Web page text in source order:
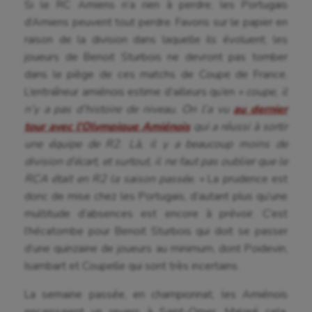
Flag football
Football américain
Futsal
Golf
Gymnastique
Gymnastique rythmique
Haltérophilie
Handisport
Hippisme
Si le RC Amiens n’a rien à perdre, les Portugais
d’Amiens peuvent tout perdre. Favoris sur le papier en
raison de la division dans laquelle ils évoluent, les
joueurs de Benoit Sturbois ne devront pas tomber
dans le piège de ces matchs de Coupe de France.
L’entraîneur amiénois estime d’ailleurs qu’en
« coupe, il
n’y a pas d’histoire de niveau. On l’a vuau dernier
tour avec l’Olympique Amiénoisqui a réussi à sortir
une équipe de R2. Là, il y a beaucoup moins de
division d’écart, et surtout, il ne faut pas oublier que le
RCA était en R2 la saison passée. »
La prudence est
donc de mise chez les Portugais, d’autant plus qu’une
multitude d’absences est encore à prévoir. C’est
l’hécatombe pour Benoit Sturbois qui doit se passer
d’une quinzaine de joueurs au minimum, dont Poidevin,
Isambart et Coupelle qui sont très incertains.
La semaine passée, en championnat, les Amiénois